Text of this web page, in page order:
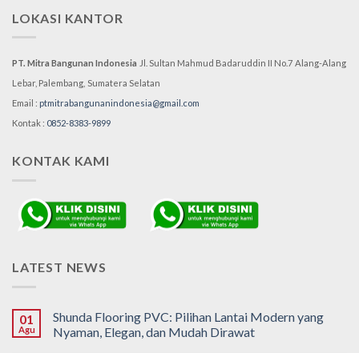
LOKASI KANTOR
PT. Mitra Bangunan Indonesia Jl. Sultan Mahmud Badaruddin II No.7 Alang-Alang
Lebar, Palembang, Sumatera Selatan
Email : ptmitrabangunanindonesia@gmail.com
Kontak : 0852-8383-9899
KONTAK KAMI
LATEST NEWS
01
Agu
Shunda Flooring PVC: Pilihan Lantai Modern yang
Nyaman, Elegan, dan Mudah Dirawat